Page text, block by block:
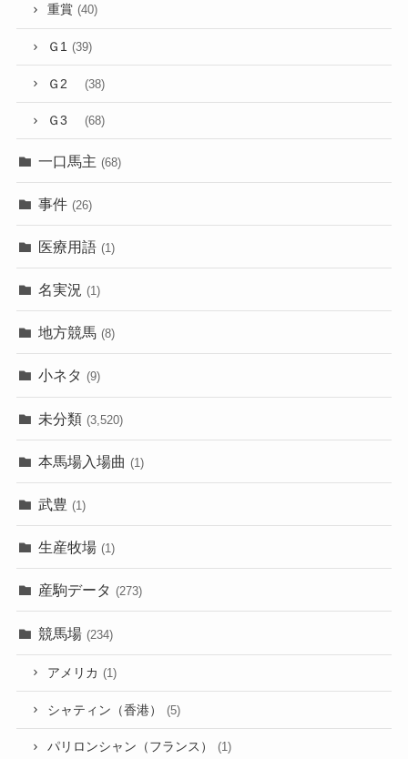
重賞 (40)
Ｇ1 (39)
Ｇ2 (38)
Ｇ3 (68)
一口馬主 (68)
事件 (26)
医療用語 (1)
名実況 (1)
地方競馬 (8)
小ネタ (9)
未分類 (3,520)
本馬場入場曲 (1)
武豊 (1)
生産牧場 (1)
産駒データ (273)
競馬場 (234)
アメリカ (1)
シャティン（香港） (5)
パリロンシャン（フランス） (1)